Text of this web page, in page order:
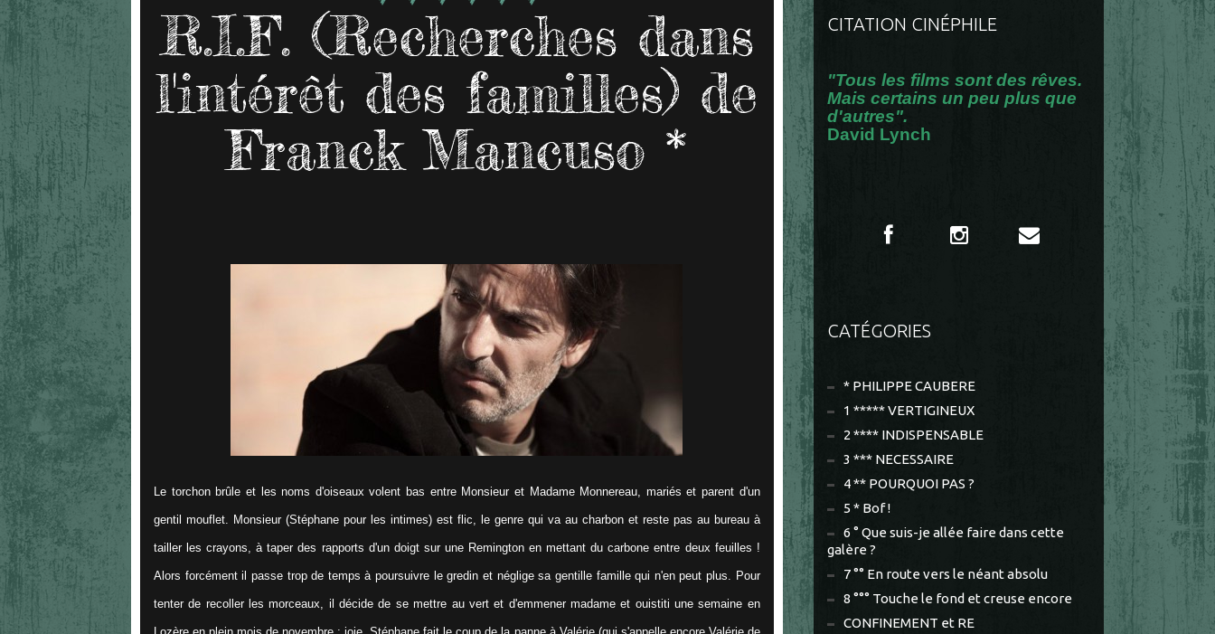
R.I.F. (Recherches dans
l'intérêt des familles) de
Franck Mancuso *
Le torchon brûle et les noms d'oiseaux volent bas entre Monsieur et Madame Monnereau, mariés et parent d'un
gentil mouflet. Monsieur (Stéphane pour les intimes) est flic, le genre qui va au charbon et reste pas au bureau à
tailler les crayons, à taper des rapports d'un doigt sur une Remington en mettant du carbone entre deux feuilles !
Alors forcément il passe trop de temps à poursuivre le gredin et néglige sa gentille famille qui n'en peut plus. Pour
tenter de recoller les morceaux, il décide de se mettre au vert et d'emmener madame et ouistiti une semaine en
CITATION CINÉPHILE
"Tous les films sont des rêves.
Mais certains un peu plus que
d'autres".
David Lynch
CATÉGORIES
* PHILIPPE CAUBERE
1 ***** VERTIGINEUX
2 **** INDISPENSABLE
3 *** NECESSAIRE
4 ** POURQUOI PAS ?
5 * Bof !
6 ° Que suis-je allée faire dans cette
galère ?
7 °° En route vers le néant absolu
8 °°° Touche le fond et creuse encore
CONFINEMENT et RE